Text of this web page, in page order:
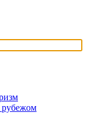
рубежом